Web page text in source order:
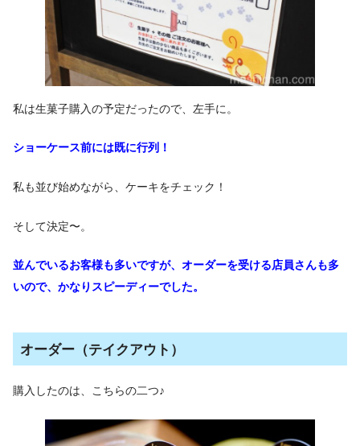
私は生菓子購入の予定だったので、左手に。
ショーケース前には既に行列！
私も並び始めながら、ケーキをチェック！
そして決定〜。
並んでいるお客様も多いですが、オーダーを受ける店員さんも多
いので、かなりスピーディーでした。
オーダー（テイクアウト）
購入したのは、こちらの二つ♪